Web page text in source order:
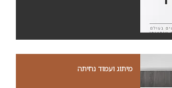
מיתוג ועמוד נחיתה